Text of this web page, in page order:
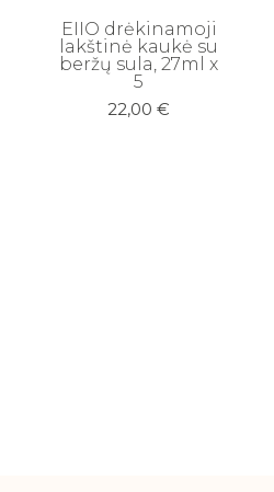
EIIO drėkinamoji
lakštinė kaukė su
beržų sula, 27ml x
5
22,00€